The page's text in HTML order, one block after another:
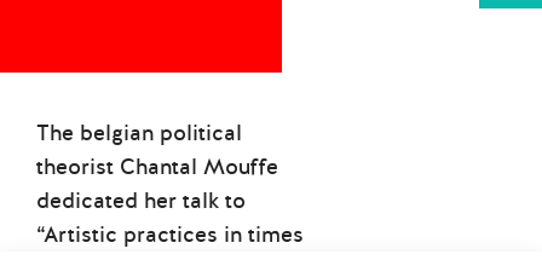
The belgian political
theorist Chantal Mouffe
dedicated her talk to
“Artistic practices in times